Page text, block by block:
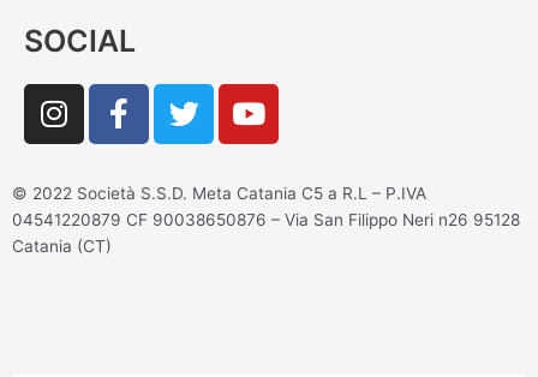
SOCIAL
I
n
t
a
g
F
a
e
b
T
w
t
t
Y
o
t
u
© 2022 Società S.S.D. Meta Catania C5 a R.L – P.IVA
04541220879 CF 90038650876 – Via San Filippo Neri n26 95128
Catania (CT)